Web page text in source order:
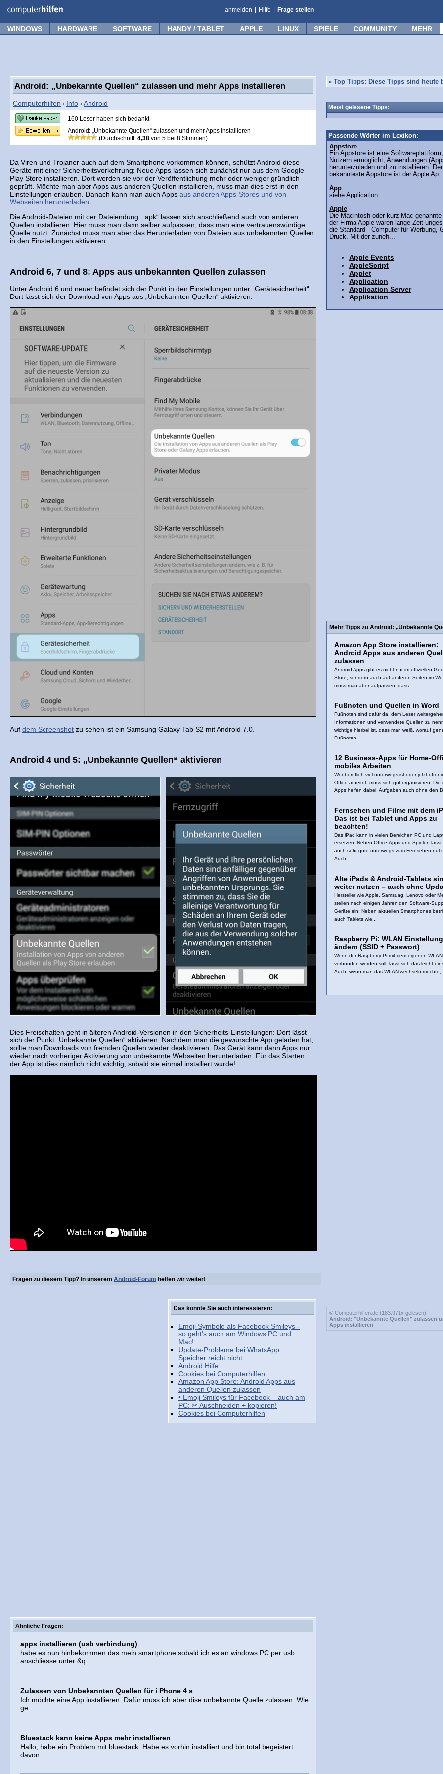
anmelden Hilfe Frage stellen
WINDOWS HARDWARE SOFTWARE HANDY / TABLET APPLE LINUX SPIELE COMMUNITY MEHR
Android: „Unbekannte Quellen“ zulassen und mehr Apps installieren
Computerhilfen › Info › Android
160 Leser haben sich bedankt
Android: „Unbekannte Quellen“ zulassen und mehr Apps installieren
(Durchschnitt: 4,38 von 5 bei 8 Stimmen)
Da Viren und Trojaner auch auf dem Smartphone vorkommen können, schützt Android diese
Geräte mit einer Sicherheitsvorkehrung: Neue Apps lassen sich zunächst nur aus dem Google
Play Store installieren. Dort werden sie vor der Veröffentlichung mehr oder weniger gründlich
geprüft. Möchte man aber Apps aus anderen Quellen installieren, muss man dies erst in den
Einstellungen erlauben. Danach kann man auch Apps aus anderen Apps-Stores und von
Webseiten herunterladen
Die Android-Dateien mit der Dateiendung „.apk“ lassen sich anschließend auch von anderen
Quellen installieren: Hier muss man dann selber aufpassen, dass man eine vertrauenswürdige
Quelle nutzt. Zunächst muss man aber das Herunterladen von Dateien aus unbekannten Quellen
in den Einstellungen aktivieren.
Android 6, 7 und 8: Apps aus unbekannten Quellen zulassen
Unter Android 6 und neuer befindet sich der Punkt in den Einstellungen unter „Gerätesicherheit“.
Dort lässt sich der Download von Apps aus „Unbekannten Quellen“ aktivieren:
Auf dem Screenshot zu sehen ist ein Samsung Galaxy Tab S2 mit Android 7.0.
Android 4 und 5: „Unbekannte Quellen“ aktivieren
Dies Freischalten geht in älteren Android-Versionen in den Sicherheits-Einstellungen: Dort lässt
sich der Punkt „Unbekannte Quellen“ aktivieren. Nachdem man die gewünschte App geladen hat,
sollte man Downloads von fremden Quellen wieder deaktivieren: Das Gerät kann dann Apps nur
wieder nach vorheriger Aktivierung von unbekannte Webseiten herunterladen. Für das Starten
der App ist dies nämlich nicht wichtig, sobald sie einmal installiert wurde!
Fragen zu diesem Tipp? In unserem Android-Forum helfen wir weiter!
Das könnte Sie auch interessieren:
Emoji Symbole als Facebook Smileys -
so geht's auch am Windows PC und
Mac!
Update-Probleme bei WhatsApp:
Speicher reicht nicht
Android Hilfe
Cookies bei Computerhilfen
Amazon App Store: Android Apps aus
anderen Quellen zulassen
• Emoji Smileys für Facebook – auch am
PC: ✂ Auschneiden + kopieren!
Cookies bei Computerhilfen
Ähnliche Fragen:
apps installieren (usb verbindung)
habe es nun hinbekommen das mein smartphone sobald ich es an windows PC per usb
anschliesse unter &q...
Zulassen von Unbekannten Quellen für i Phone 4 s
Ich möchte eine App installieren. Dafür muss ich aber dise unbekannte Quelle zulassen. Wie
ge...
Bluestack kann keine Apps mehr installieren
Hallo, habe ein Problem mit bluestack. Habe es vorhin installiert und bin total begeistert
davon....
» Top Tipps: Diese Tipps sind heute
Meist gelesene Tipps:
Passende Wörter im Lexikon:
Appstore
Ein Appstore ist eine
Nutzern ermöglicht, Anwendungen
herunterzuladen und zu installieren. Der
bekannteste Appstore ist der Apple
App
siehe Application...
Apple
Die Macintosh oder kurz Mac
der Firma Apple waren lange Zeit
die Standard - Computer für Werbung,
Druck. Mit der zuneh...
Apple Events
AppleScript
Applet
Application
Application Server
Applikation
Mehr Tipps zu Android: „Unbekannte
Amazon App Store installieren:
Android Apps aus anderen
zulassen
Android Apps gibt es nicht nur im offiziellen
Store, sondern auch auf anderen Seiten im
muss man aber aufpassen, dass...
Fußnoten und Quellen in Word
Fußnoten sind dafür da, dem Leser
Informationen und verwendete Quellen zu
wichtige hierbei ist, dass man weiß, worauf
Fußnoten...
12 Business-Apps für Home-
mobiles Arbeiten
Wer beruflich viel unterwegs ist oder jetzt öfter
Office arbeitet, muss sich gut organisieren. Die
Apps helfen dabei, Aufgaben auch ohne den
Fernsehen und Filme mit dem
Das ist bei Tablet und Apps zu
beachten!
Das iPad kann in vielen Bereichen PC und
ersetzen: Neben Office-Apps und Spielen lässt
auch sehr gute unterwegs zum Fernsehen
Auch...
Alte iPads & Android‑Tablets
weiter nutzen – auch ohne
Hersteller wie Apple, Samsung, Lenovo oder
stellen nach einigen Jahren den
Geräte ein: Neben aktuellen Smartphones
auch Tablets wie...
Raspberry Pi: WLAN
ändern (SSID + Passwort)
Wenn der Raspberry Pi mit dem eigenen WLAN
verbunden werden soll, lässt sich das leicht
Auch, wenn man das WLAN wechseln möchte,
© Computerhilfen.de (183.971x gelesen)
Android: "Unbekannte Quellen" zulassen
Apps installieren